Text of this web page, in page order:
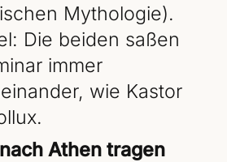
Mythologie).
Die beiden saßen
immer
wie Kastor
Athen tragen